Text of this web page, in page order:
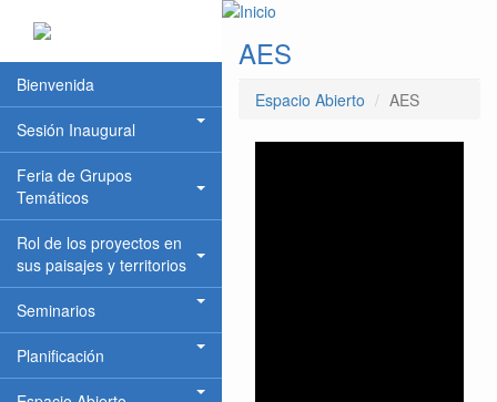
Bienvenida
Sesión Inaugural
Feria de Grupos
Temáticos
Rol de los proyectos en
sus paisajes y territorios
Seminarios
Planificación
AES
Espacio Abierto AES